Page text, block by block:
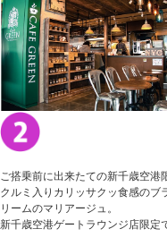
ご搭乗前に出来たての新千歳空港
クルミ入りカリッサクッ食感のブ
リームのマリアージュ。
新千歳空港ゲートラウンジ店限定